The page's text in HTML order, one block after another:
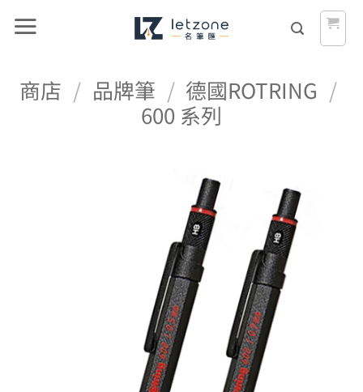
商店 / 品牌筆 / 德國ROTRING /
600 系列